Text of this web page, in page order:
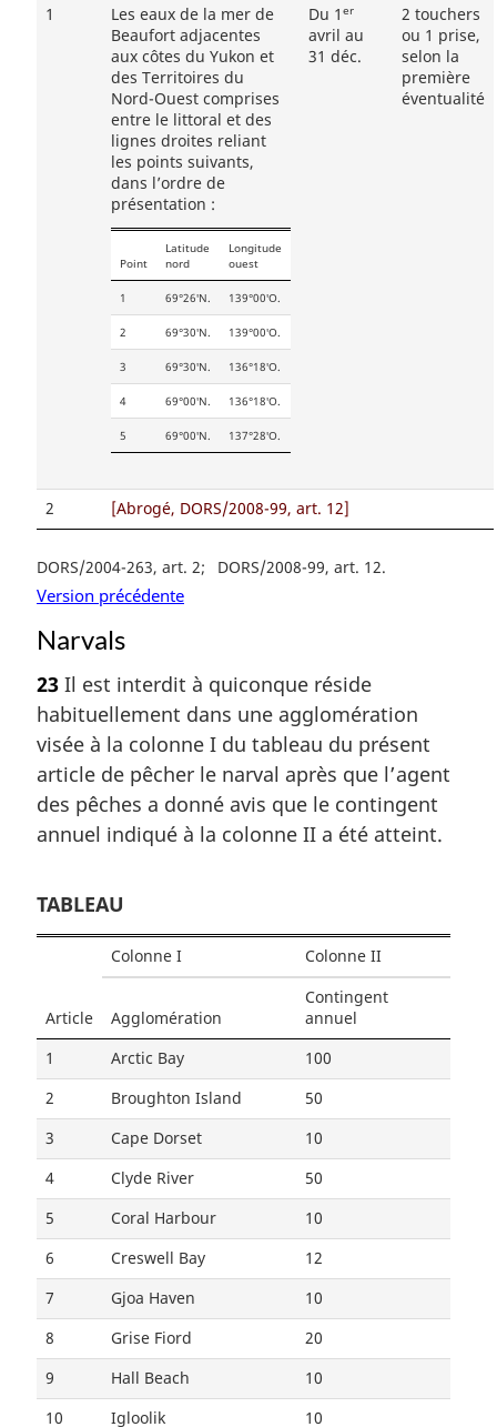
1
Les eaux de la mer de
Beaufort adjacentes
aux côtes du Yukon et
des Territoires du
Nord-Ouest comprises
entre le littoral et des
lignes droites reliant
les points suivants,
dans l’ordre de
présentation :
Point
Latitude
nord
Longitude
ouest
1 69°26′N. 139°00′O.
2 69°30′N. 139°00′O.
3 69°30′N. 136°18′O.
4 69°00′N. 136°18′O.
5 69°00′N. 137°28′O.
Du 1 er
avril au
31 déc.
2 touchers
ou 1 prise,
selon la
première
éventualité
2 [Abrogé, DORS/2008-99, art. 12]
DORS/2004-263, art. 2 DORS/2008-99, art. 12
Version précédente
Narvals
23 Il est interdit à quiconque réside
habituellement dans une agglomération
visée à la colonne I du tableau du présent
article de pêcher le narval après que l’agent
des pêches a donné avis que le contingent
annuel indiqué à la colonne II a été atteint.
TABLEAU
Article
Colonne I Colonne II
Agglomération
Contingent
annuel
1
Arctic Bay
100
2
Broughton Island
50
3
Cape Dorset
10
4
Clyde River
50
5
Coral Harbour
10
6
Creswell Bay
12
7
Gjoa Haven
10
8
Grise Fiord
20
9
Hall Beach
10
10
Igloolik 10